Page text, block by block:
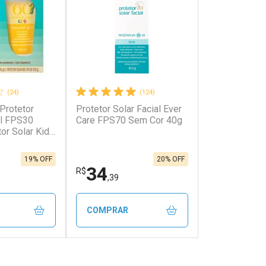
(24)
FPS30
Solar Kids
19% OFF
(124)
Protetor Solar Facial Ever
Care FPS70 Sem Cor 40g
R$34,39
20% OFF
COMPRAR